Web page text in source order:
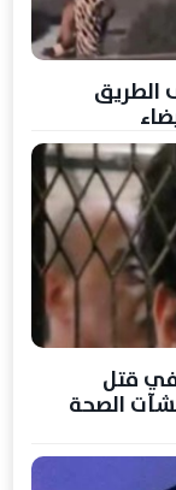
الطريق
في قتل
الصحة